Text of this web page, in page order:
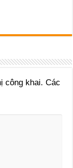
công khai. Các